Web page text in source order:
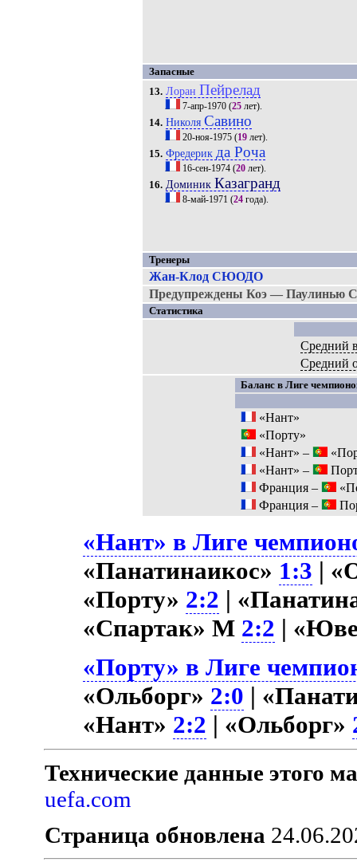
Запасные
13. Лоран Пейрелад
7-апр-1970(25лет).
14. Николя Савино
20-ноя-1975(19лет).
15. Фредерик да Роча
16-сен-1974(20лет).
16. Доминик Казагранд
8-май-1971 (24года).
Тренеры
Жан-Клод СЮОДО
Предупреждены Коэ — Паулинью
Статистика
Средний
Средний
Баланс в Лиге
«Нант»
«Порту»
«Нант» –
«Нант» –
Франция –
Франция –
«Нант» в Лиге
«Панатинаикос» 1:3 |
«Порту» 2:2 |
«Спартак» М 2:2 |
«Порту» в Лиге
«Ольборг» 2:0 |
«Нант» 2:2 | «Ольборг»
Технические данные этого
uefa.com
Страница обновлена